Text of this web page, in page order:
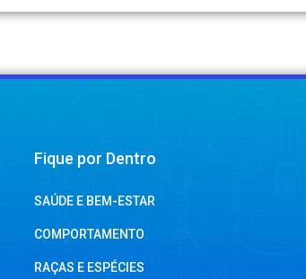
Fique por Dentro
SAÚDE E BEM-ESTAR
COMPORTAMENTO
RAÇAS E ESPÉCIES